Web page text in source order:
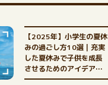
【2025年】小学生の夏休
みの過ごし方10選｜充実
した夏休みで子供を成長
させるためのアイデア満
載